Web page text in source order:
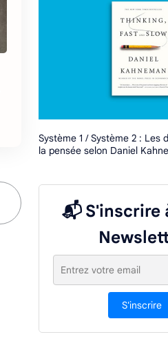
Système 1 / Système 2 : Les
la pensée selon Daniel
📬 S'inscrire
S'inscrire